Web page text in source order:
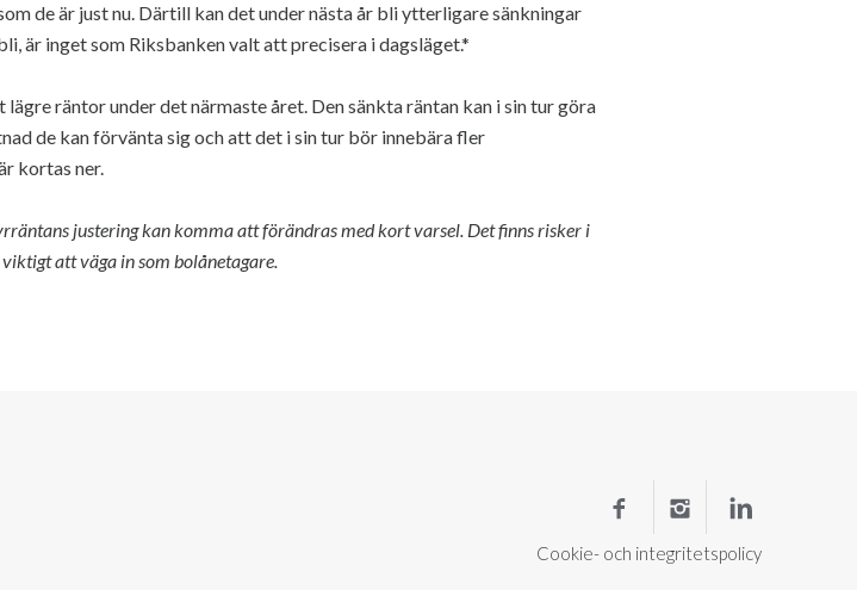
de är just nu. Därtill kan det under nästa år bli ytterligare sänkningar
är inget som Riksbanken valt att precisera i dagsläget.*
räntor under det närmaste året. Den sänkta räntan kan i sin tur göra
de kan förvänta sig och att det i sin tur bör innebära fler
kortas ner.
justering kan komma att förändras med kort varsel. Det finns risker i
att väga in som bolånetagare.
Cookie- och integritetspolicy